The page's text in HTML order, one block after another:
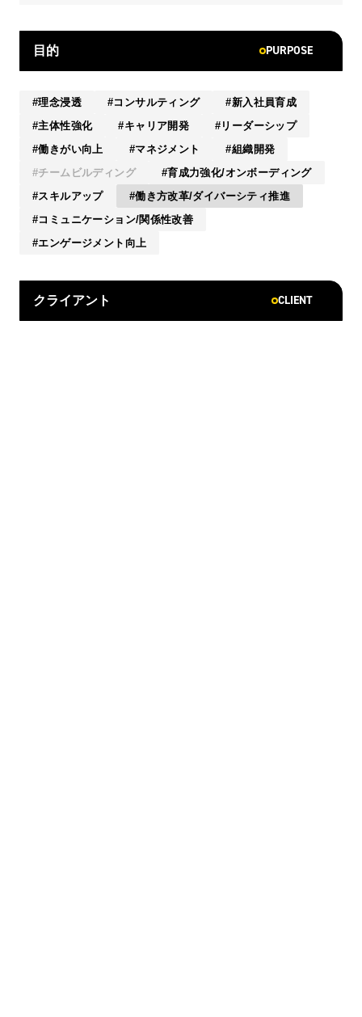
目的 PURPOSE
理念浸透 コンサルティング
新入社員育成
主体性強化
キャリア開発
リーダーシップ
働きがい向上
マネジメント
組織開発
チームビルディング
育成力強化/オンボーディング
スキルアップ
働き方改革/ダイバーシティ推進
コミュニケーション/関係性改善
エンゲージメント向上
クライアント CLIENT